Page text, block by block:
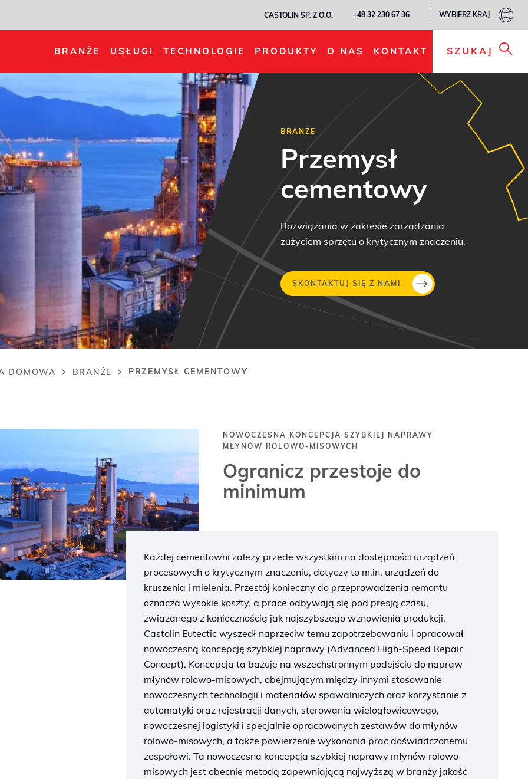
CASTOLIN SP. Z O.O. +48 32 230 67 36 WYBIERZ KRAJ
BRANŻE USŁUGI TECHNOLOGIE PRODUKTY O NAS KONTAKT SZUKAJ
BRANŻE
Przemysł
cementowy
Rozwiązania w zakresie zarządzania
zużyciem sprzętu o krytycznym znaczeniu.
SKONTAKTUJ SIĘ Z NAMI
DOMOWA BRANŻE PRZEMYSŁ CEMENTOWY
NOWOCZESNA KONCEPCJA SZYBKIEJ NAPRAWY
MŁYNÓW ROLOWO-MISOWYCH
Ogranicz przestoje do
minimum
Każdej cementowni zależy przede wszystkim na dostępności urządzeń
procesowych o krytycznym znaczeniu, dotyczy to m.in. urządzeń do
kruszenia i mielenia. Przestój konieczny do przeprowadzenia remontu
oznacza wysokie koszty, a prace odbywają się pod presją czasu,
związanego z koniecznością jak najszybszego wznowienia produkcji.
Castolin Eutectic wyszedł naprzeciw temu zapotrzebowaniu i opracował
nowoczesną koncepcję szybkiej naprawy (Advanced High-Speed Repair
Concept). Koncepcja ta bazuje na wszechstronnym podejściu do napraw
młynów rolowo-misowych, obejmującym między innymi stosowanie
nowoczesnych technologii i materiałów spawalniczych oraz korzystanie z
automatyki oraz rejestracji danych, sterowania wielogłowicowego,
nowoczesnej logistyki i specjalnie opracowanych zestawów do młynów
rolowo-misowych, a także powierzenie wykonania prac doświadczonemu
zespołowi. Ta nowoczesna koncepcja szybkiej naprawy młynów rolowo-
misowych jest obecnie metodą zapewniającą najwyższą w branży jakość